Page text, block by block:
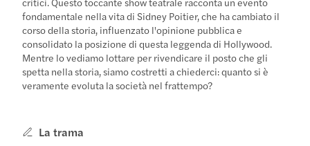
fondamentale nella vita di Sidney Poitier, che ha cambiato il
corso della storia, influenzato l'opinione pubblica e
consolidato la posizione di questa leggenda di Hollywood.
Mentre lo vediamo lottare per rivendicare il posto che gli
spetta nella storia, siamo costretti a chiederci: quanto si è
veramente evoluta la società nel frattempo?
La trama